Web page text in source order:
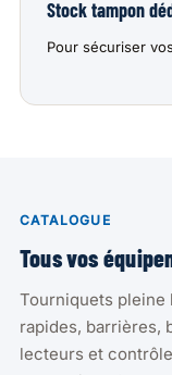
Stock tampon
Pour sécuriser
CATALOGUE
Tous vos
Tourniquets pleine
rapides, barrières,
lecteurs et